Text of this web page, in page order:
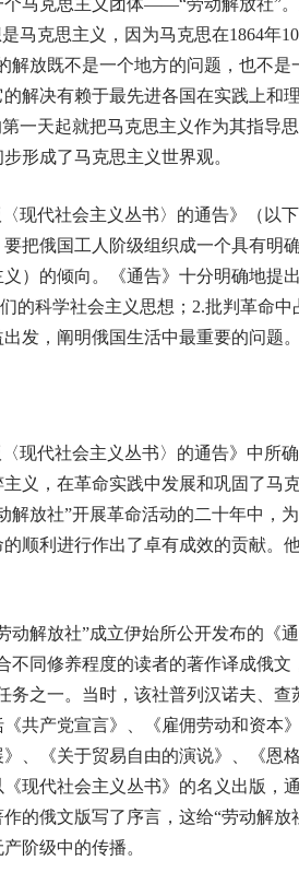
马克思主义团体——“劳动解放社”
马克思主义，因为马克思在1864年
解放既不是一个地方的问题，也不是
解决有赖于最先进各国在实践上和
一天起就把马克思主义作为其指导
形成了马克思主义世界观。
现代社会主义丛书〉的通告》（以
把俄国工人阶级组织成一个具有明
）的倾向。《通告》十分明确地提
的科学社会主义思想；2.批判革命中
发，阐明俄国生活中最重要的问题。
现代社会主义丛书〉的通告》中所
义，在革命实践中发展和巩固了马
解放社”开展革命活动的二十年中，
顺利进行作出了卓有成效的贡献。
动解放社”成立伊始所公开发布的《
不同修养程度的读者的著作译成俄文
之一。当时，该社普列汉诺夫、查
共产党宣言》、《雇佣劳动和资本
、《关于贸易自由的演说》、《恩
现代社会主义丛书》的名义出版，
的俄文版写了序言，这给“劳动解放
阶级中的传播。